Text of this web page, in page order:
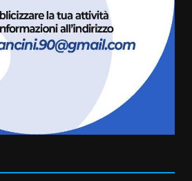
Musica di
nuovo
con “Fasano in
2026 06:05
Fasano, Scianaro: “Profonda
per esclusione dal
di calcio”